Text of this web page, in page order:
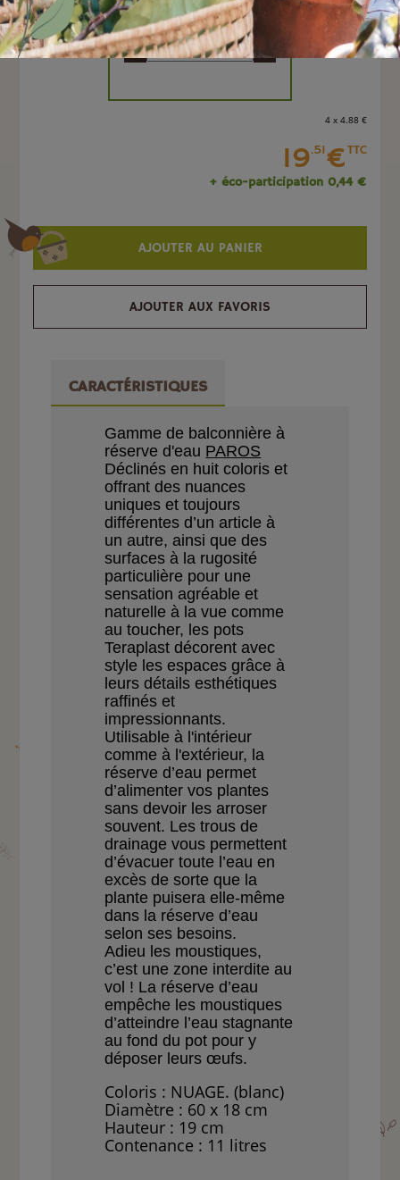
Unité
- +
4 x 4.88 €
19.51€TTC
+ éco-participation 0,44 €
AJOUTER AU PANIER
AJOUTER AUX FAVORIS
CARACTÉRISTIQUES
Gammede balconnière à
réserve d'eau PAROS
Déclinés en huit coloriset
offrant des nuances
uniques et toujours
différentes d’un article à
un autre, ainsi que des
surfaces à la rugosité
particulière pour une
sensation agréable et
naturelle à lavue comme
au toucher, les pots
Teraplast décorent avec
style les espaces grâce à
leurs détails esthétiques
raffinés et
impressionnants.
Utilisable à l'intérieur
comme à l'extérieur, la
réserve d’eau permet
d’alimenter vos plantes
sansdevoir les arroser
souvent. Les trous de
drainage vous permettent
d’évacuer toute l’eau en
excès de sorte que la
plante puisera elle-même
dans la réserve d’eau
selonses besoins.
Adieu les moustiques,
c’est une zone interdite au
vol ! La réserve d’eau
empêche les moustiques
d’atteindre l’eaustagnante
au fond du pot pour y
déposer leurs œufs.
Coloris : NUAGE. (blanc)
Diamètre : 60 x 18 cm
Hauteur : 19 cm
Contenance : 11 litres